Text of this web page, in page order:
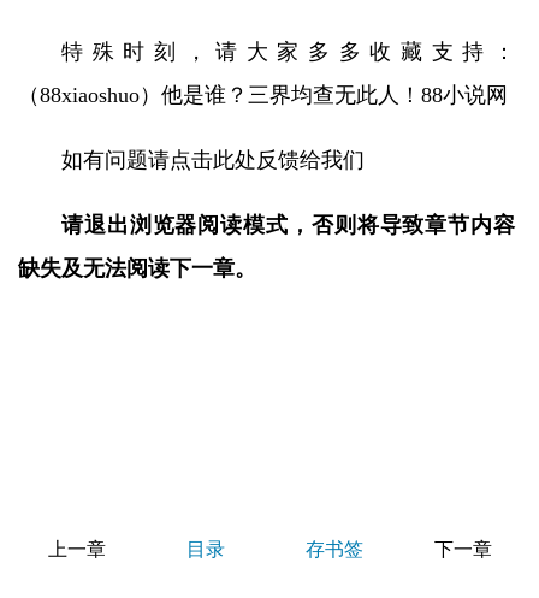
特殊时刻，请大家多多收藏支持：
（88xiaoshuo）他是谁？三界均查无此人！88小说网
如有问题请点击此处反馈给我们
请退出浏览器阅读模式，否则将导致章节内容
缺失及无法阅读下一章。
上一章 目录 存书签 下一章